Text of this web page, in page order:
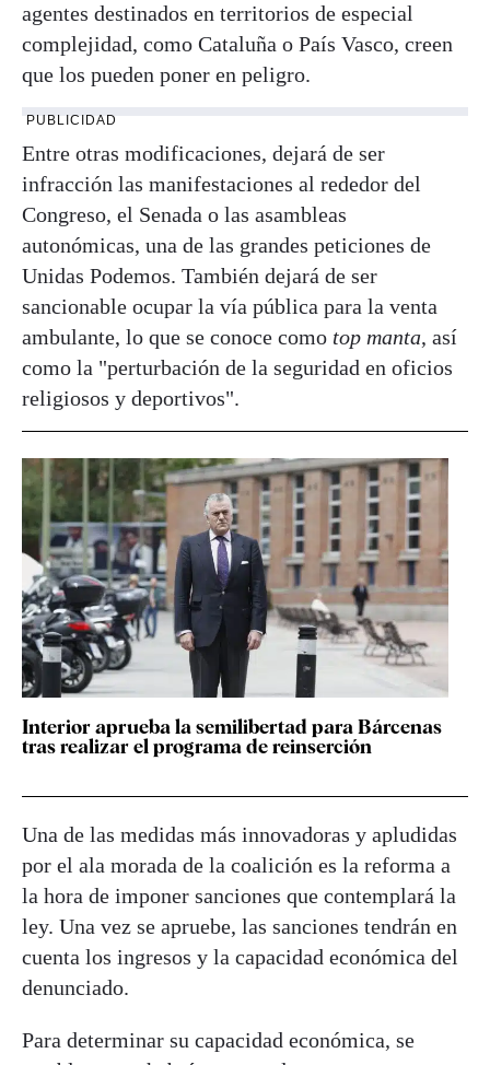
agentes destinados en territorios de especial
complejidad, como Cataluña o País Vasco, creen
que los pueden poner en peligro.
PUBLICIDAD
Entre otras modificaciones, dejará de ser
infracción las manifestaciones al rededor del
Congreso, el Senada o las asambleas
autonómicas, una de las grandes peticiones de
Unidas Podemos. También dejará de ser
sancionable ocupar la vía pública para la venta
ambulante, lo que se conoce como top manta, así
como la "perturbación de la seguridad en oficios
religiosos y deportivos".
Interior aprueba la semilibertad para Bárcenas
tras realizar el programa de reinserción
Una de las medidas más innovadoras y apludidas
por el ala morada de la coalición es la reforma a
la hora de imponer sanciones que contemplará la
ley. Una vez se apruebe, las sanciones tendrán en
cuenta los ingresos y la capacidad económica del
denunciado.
Para determinar su capacidad económica, se